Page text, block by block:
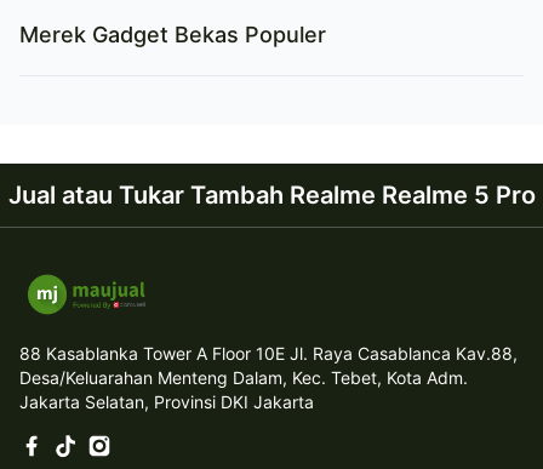
Merek Gadget Bekas Populer
Jual atau Tukar Tambah Realme Realme 5 Pro
88 Kasablanka Tower A Floor 10E Jl. Raya Casablanca Kav.88,
Desa/Keluarahan Menteng Dalam, Kec. Tebet, Kota Adm.
Jakarta Selatan, Provinsi DKI Jakarta